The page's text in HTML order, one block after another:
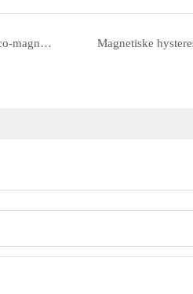
Reversibel og irreversibel afmagnetisering i Alnico-magneter og kritisk afmagnetiseringsfeltstyrke